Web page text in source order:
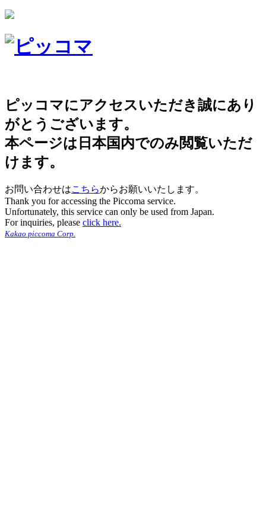
ピッコマにアクセスいただき誠にあり
がとうございます。
本ページは日本国内でのみ閲覧いただ
けます。
お問い合わせはこちらからお願いいたします。
Thank you for accessing the Piccoma service.
Unfortunately, this service can only be used from Japan.
For inquiries, please click here.
Kakao piccoma Corp.